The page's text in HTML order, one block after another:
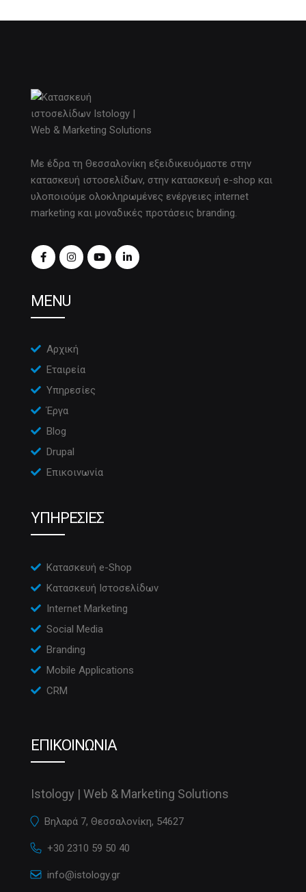
Με έδρα τη Θεσσαλονίκη εξειδικευόμαστε στην
κατασκευή ιστοσελίδων, στην κατασκευή e-shop και
υλοποιούμε ολοκληρωμένες ενέργειες internet
marketing και μοναδικές προτάσεις branding.
MENU
Αρχική
Εταιρεία
Υπηρεσίες
Έργα
Blog
Drupal
Επικοινωνία
ΥΠΗΡΕΣΙΕΣ
Κατασκευή e-Shop
Κατασκευή Ιστοσελίδων
Internet Marketing
Social Media
Branding
Mobile Applications
CRM
ΕΠΙΚΟΙΝΩΝΙΑ
Istology | Web & Marketing Solutions
Βηλαρά 7, Θεσσαλονίκη, 54627
+30 2310 59 50 40
info@istology.gr